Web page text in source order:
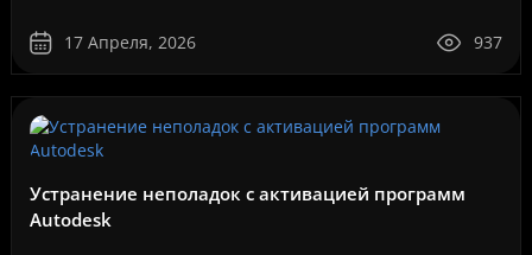
Как на вашем ..
17 Апреля, 2026 937
Устранение неполадок с активацией программ
Autodesk